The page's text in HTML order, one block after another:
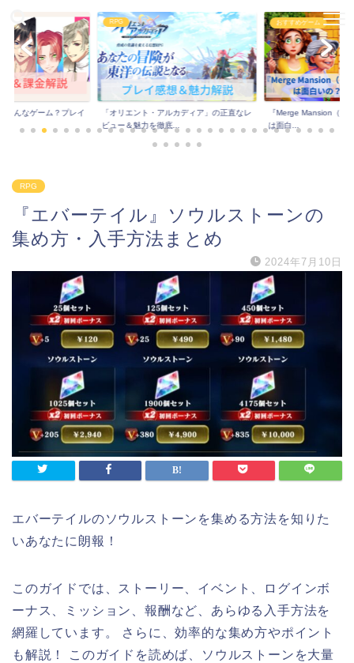
どんなゲーム？プレイ
RPG
「オリエント・アルカディア」の正直なレ
ビュー＆魅力を徹底...
おすすめゲーム
『Merge Mansion（コ
は面白...
RPG
『エバーテイル』ソウルストーンの
集め方・入手方法まとめ
2024年7月10日
エバーテイルのソウルストーンを集める方法を知りた
いあなたに朗報！
このガイドでは、ストーリー、イベント、ログインボ
ーナス、ミッション、報酬など、あらゆる入手方法を
網羅しています。 さらに、効率的な集め方やポイント
も解説！ このガイドを読めば、ソウルストーンを大量